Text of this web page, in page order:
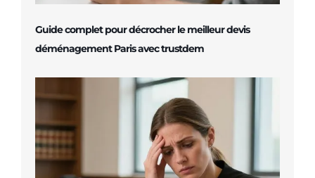
Guide complet pour décrocher le meilleur devis
déménagement Paris avec trustdem